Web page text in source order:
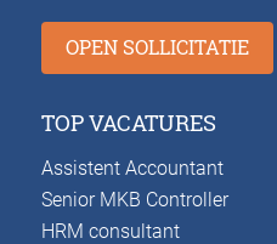
OPEN SOLLICITATIE
TOP VACATURES
Assistent Accountant
Senior MKB Controller
HRM consultant